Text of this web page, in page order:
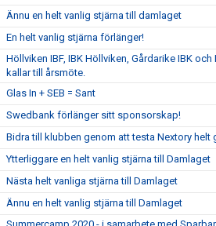
Ännu en helt vanlig stjärna till damlaget
En helt vanlig stjärna förlänger!
Höllviken IBF, IBK Höllviken, Gårdarike IBK och
kallar till årsmöte.
Glas In + SEB = Sant
Swedbank förlänger sitt sponsorskap!
Bidra till klubben genom att testa Nextory helt
Ytterliggare en helt vanlig stjärna till Damlaget
Nästa helt vanliga stjärna till Damlaget
Ännu en helt vanlig stjärna till Damlaget